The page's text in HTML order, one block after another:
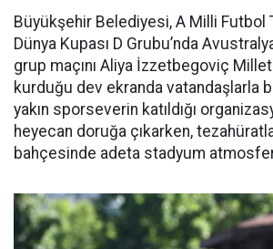
Büyükşehir Belediyesi, A Milli Futbol
Dünya Kupası D Grubu’nda
grup maçını Aliya İzzetbegoviç
kurduğu dev ekranda vatandaşlarla
yakın sporseverin katıldığı
heyecan doruğa çıkarken,
bahçesinde adeta stadyum